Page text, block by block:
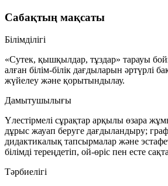
Сабақтың мақсаты
Білімділігі
«Сутек, қышқылдар, тұздар» тарауы
алған білім-білік дағдыларын әртүрлі
жүйелеу және қорытындылау.
Дамытушылығы
Үлестірмелі сұрақтар арқылы өзара
дұрыс жауап беруге дағдыландыру;
дидактикалық тапсырмалар және
білімді тереңдетіп, ой-өріс пен есте
Тәрбиелігі